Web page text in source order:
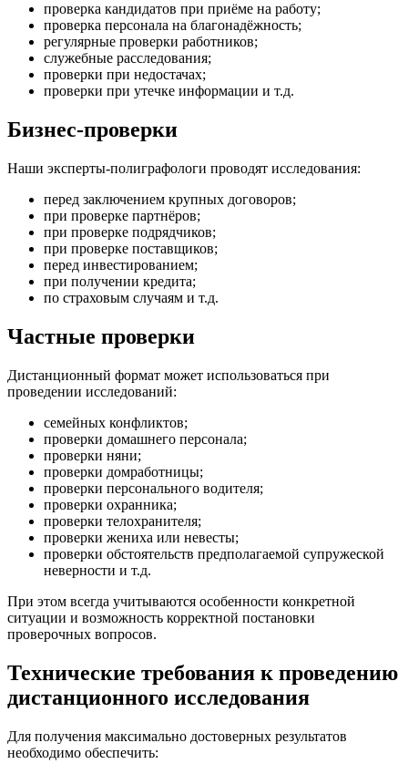
проверка кандидатов при приёме на работу;
проверка персонала на благонадёжность;
регулярные проверки работников;
служебные расследования;
проверки при недостачах;
проверки при утечке информации и т.д.
Бизнес-проверки
Наши эксперты-полиграфологи проводят исследования:
перед заключением крупных договоров;
при проверке партнёров;
при проверке подрядчиков;
при проверке поставщиков;
перед инвестированием;
при получении кредита;
по страховым случаям и т.д.
Частные проверки
Дистанционный формат может использоваться при
проведении исследований:
семейных конфликтов;
проверки домашнего персонала;
проверки няни;
проверки домработницы;
проверки персонального водителя;
проверки охранника;
проверки телохранителя;
проверки жениха или невесты;
проверки обстоятельств предполагаемой супружеской
неверности и т.д.
При этом всегда учитываются особенности конкретной
ситуации и возможность корректной постановки
проверочных вопросов.
Технические требования к проведению
дистанционного исследования
Для получения максимально достоверных результатов
необходимо обеспечить: